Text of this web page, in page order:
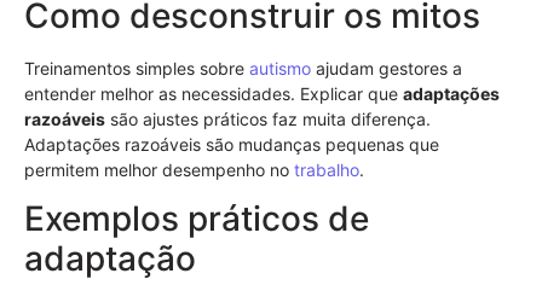
Como desconstruir os mitos
Treinamentos simples sobre autismo ajudam gestores a
entender melhor as necessidades. Explicar que adaptações
razoáveis são ajustes práticos faz muita diferença.
Adaptações razoáveis são mudanças pequenas que
permitem melhor desempenho no trabalho.
Exemplos práticos de
adaptação